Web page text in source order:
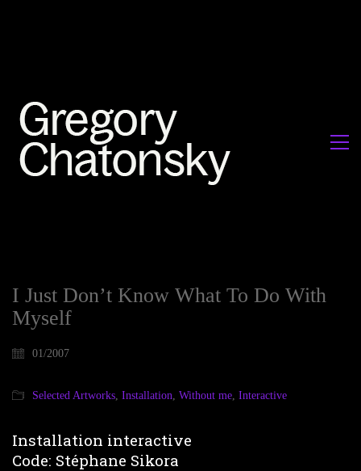
I Just Don’t Know What To Do With
Myself
01/2007
Selected Artworks, Installation, Without me, Interactive
Installation interactive
Code: Stéphane Sikora